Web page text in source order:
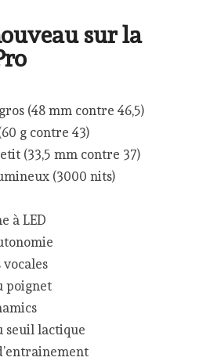
sur la
(48 mm contre 46,5)
g contre 43)
(33,5 mm contre 37)
(3000 nits)
à LED
vocales
poignet
seuil lactique